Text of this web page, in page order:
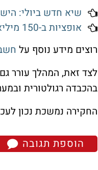
שיא חדש ביולי: הישראלים הוציאו 1.77
אופציות ב-150 מיליארד שקל תקועות בהייטק: כך מתכננים באוצר למסות אותן
רוצים מידע נוסף על
לצד זאת, המהלך עורר
בהכבדה רגולטורית
החקירה נמשכת נכון
הוספת תגובה